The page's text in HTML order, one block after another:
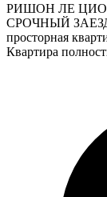
РИШОН ЛЕ ЦИОН
СРОЧНЫЙ ЗАЕЗД.
просторная
Квартира